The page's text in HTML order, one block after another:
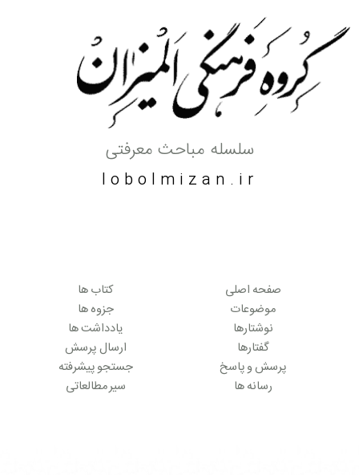
سلسله مباحث معرفتی
lobolmizan.ir
صفحه اصلی
موضوعات
نوشتارها
گفتارها
پرسش و پاسخ
رسانه ها
کتاب ها
جزوه ها
یادداشت ها
ارسال پرسش
جستجو پیشرفته
سیر مطالعاتی